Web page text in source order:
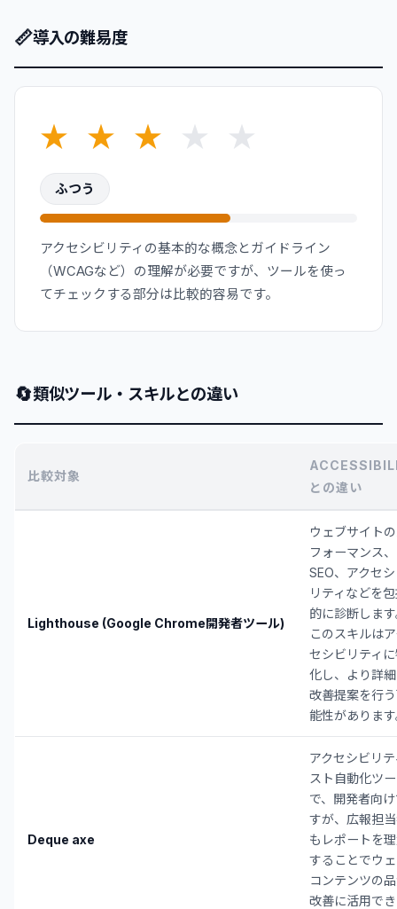
📏導入の難易度
★ ★ ★ ★ ★
ふつう
アクセシビリティの基本的な概念とガイドライン
（WCAGなど）の理解が必要ですが、ツールを使っ
てチェックする部分は比較的容易です。
🔄類似ツール・スキルとの違い
比較対象
との違い
Lighthouse (Google Chrome開発者ツール)
ウェブサイト
フォーマンス、
SEO、アクセ
リティなどを
的に診断しま
このスキルは
セシビリティ
化し、より詳
改善提案を行
能性がありま
Deque axe
アクセシビリ
スト自動化ツ
で、開発者向
すが、広報担
もレポートを
することでウ
コンテンツの
改善に活用で